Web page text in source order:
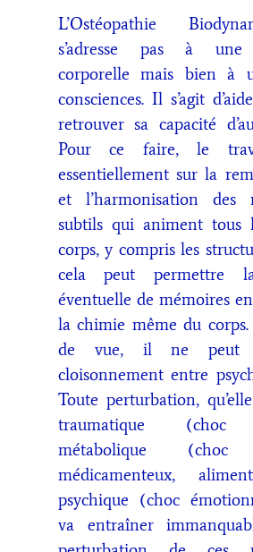
L’Ostéopathie
s’adresse pas à une
corporelle mais bien à
consciences. Il s’agit
retrouver sa capacité
Pour ce faire, le
essentiellement sur la
et l’harmonisation des
subtils qui animent tous
corps, y compris les
cela peut permettre
éventuelle de mémoires
la chimie même du
de vue, il ne peut
cloisonnement entre
Toute perturbation,
traumatique (choc
métabolique (choc
médicamenteux,
psychique (choc
va entraîner